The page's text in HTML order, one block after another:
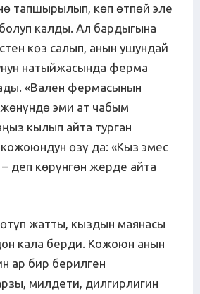
тапшырылып, көп өтпөй эле
калды. Ал бардыгына
көз салып, анын ушундай
натыйжасында ферма
«Вален фермасынын
эми ат чабым
кылып айта турган
өзү да: «Кыз эмес
деп көрүнгөн жерде айта
жатты, кыздын маянасы
кала берди. Кожоюн анын
ар бир берилген
милдети, дилгирлигин